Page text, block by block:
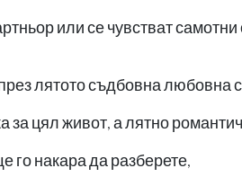
или се чувстват
лятото съдбовна любовна
за цял живот, а лятно
го накара да разберете,